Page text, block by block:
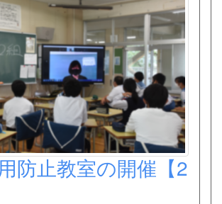
防止教室の開催【2